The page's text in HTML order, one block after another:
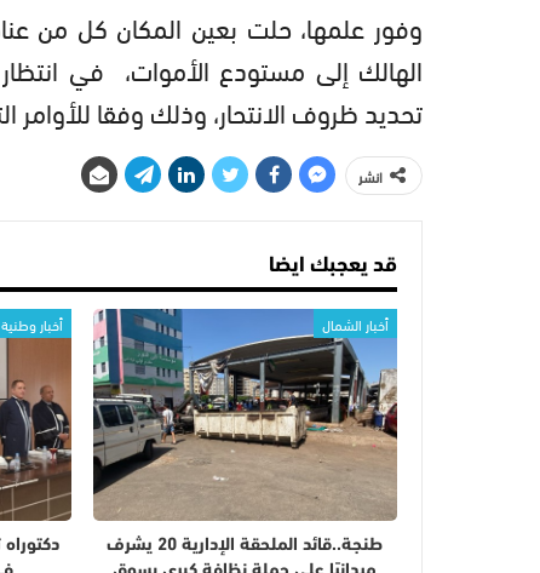
وفور علمها، حلت بعين المكان كل من
الهالك إلى مستودع الأموات، في
تحديد ظروف الانتحار، وذلك وفقا للأوامر
انشر
قد يعجبك ايضا
أخبار الشمال
طنجة..قائد الملحقة الإدارية 20 يشرف
أخبار وطنية